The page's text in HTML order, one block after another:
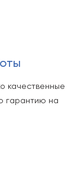
качественные
гарантию на